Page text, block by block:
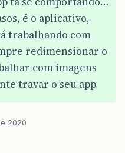
é o aplicativo,
trabalhando com
redimensionar o
com imagens
travar o seu app
2020